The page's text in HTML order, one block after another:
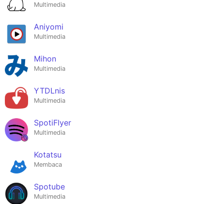
Multimedia
Aniyomi
Multimedia
Mihon
Multimedia
YTDLnis
Multimedia
SpotiFlyer
Multimedia
Kotatsu
Membaca
Spotube
Multimedia